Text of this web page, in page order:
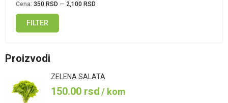
cena
cena
FILTER
Cena: 350 RSD — 2,100 RSD
Proizvodi
ZELENA SALATA
150.00 rsd/ kom